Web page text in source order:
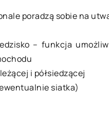
poradzą sobie na
– funkcja
i półsiedzącej
siatka)
się z trzech frakcji: […]